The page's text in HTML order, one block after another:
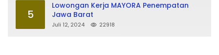
5
Lowongan Kerja MAYORA Penempatan
Jawa Barat
Juli 12, 2024 22918